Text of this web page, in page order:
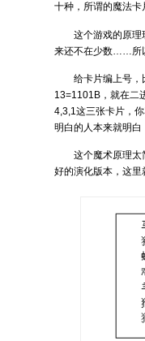
十种，所谓的魔法卡
这个游戏的原
来还不在少数……所
给卡片编上号
13=1101B，就在二
4,3,1这三张卡片，
明白的人本来就明
这个魔术原理
好的演化版本，这里